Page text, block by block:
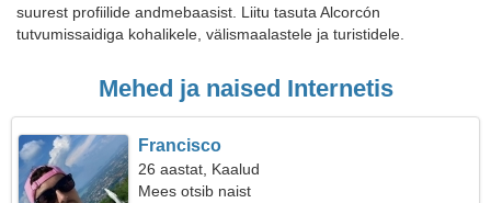
suurest profiilide andmebaasist. Liitu tasuta Alcorcón
tutvumissaidiga kohalikele, välismaalastele ja turistidele.
Mehed ja naised Internetis
Francisco
26 aastat, Kaalud
Mees otsib naist